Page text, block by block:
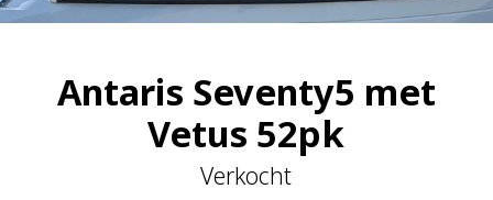
Antaris Seventy5 met
Vetus 52pk
Verkocht